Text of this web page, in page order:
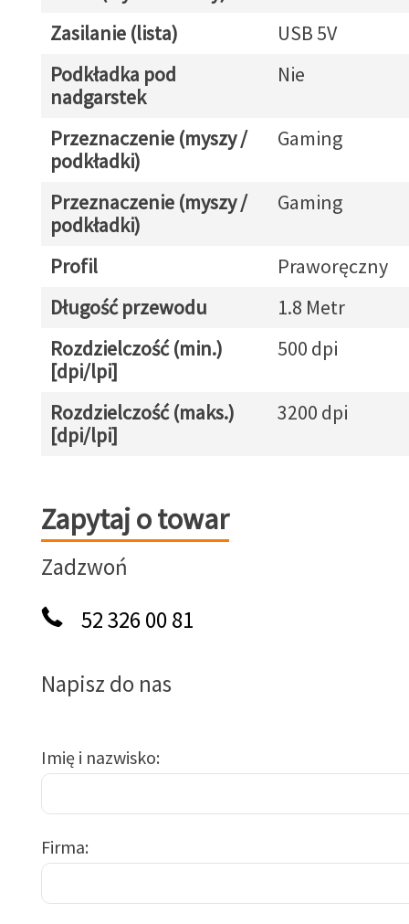
Zasilanie (lista)
USB 5V
Podkładka pod
nadgarstek
Nie
Przeznaczenie (myszy /
podkładki)
Gaming
Przeznaczenie (myszy /
podkładki)
Gaming
Profil
Praworęczny
Długość przewodu
1.8 Metr
Rozdzielczość (min.)
[dpi/lpi]
500 dpi
Rozdzielczość (maks.)
[dpi/lpi]
3200 dpi
Zapytaj o towar
Zapytaj o towar
Zadzwoń
52 326 00 81
Napisz do nas
Imię i nazwisko
Firma